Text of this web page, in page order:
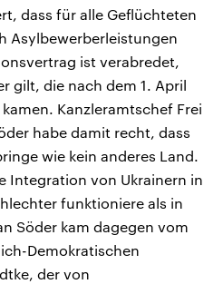
dass für alle Geflüchteten
Asylbewerberleistungen
ist verabredet,
gilt, die nach dem 1. April
Kanzleramtschef Frei
habe damit recht, dass
wie kein anderes Land.
Integration von Ukrainern in
funktioniere als in
Söder kam dagegen vom
Demokratischen
der von